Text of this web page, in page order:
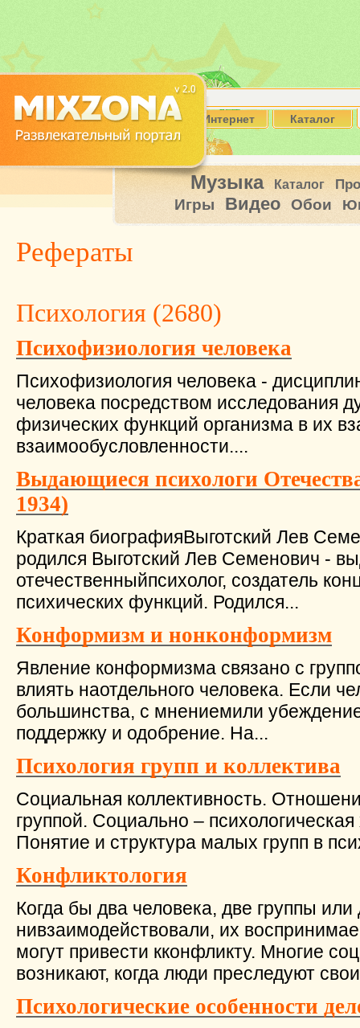
Интернет Каталог
Музыка Каталог
Игры Видео Обои
Рефераты
Психология (2680)
Психофизиология человека
Психофизиология человека -
человека посредством исследования
физических функций организма в их
взаимообусловленности....
Выдающиеся психологи
1934)
Краткая биографияВыготский Лев
родился Выготский Лев Семенович -
отечественныйпсихолог, создатель
психических функций. Родился...
Конформизм и нонконформизм
Явление конформизма связано с
влиять наотдельного человека. Если
большинства, с мнениемили
поддержку и одобрение. На...
Психология групп и коллек­тива
Социальная коллективность.
группой. Социально – психологическая
Понятие и структура малых групп в
Конфликтология
Когда бы два человека, две группы
нивзаимодействовали, их
могут привести кконфликту. Многие
возникают, когда люди преследуют
Психологические особенности